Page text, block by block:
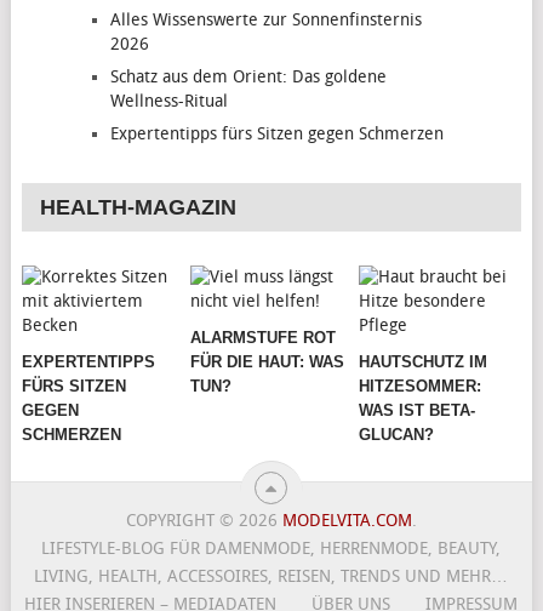
Alles Wissenswerte zur Sonnenfinsternis
2026
Schatz aus dem Orient: Das goldene
Wellness-Ritual
Expertentipps fürs Sitzen gegen Schmerzen
HEALTH-MAGAZIN
EXPERTENTIPPS
FÜRS SITZEN
GEGEN
SCHMERZEN
ALARMSTUFE ROT
FÜR DIE HAUT: WAS
TUN?
HAUTSCHUTZ IM
HITZESOMMER:
WAS IST BETA-
GLUCAN?
COPYRIGHT © 2026 MODELVITA.COM.
LIFESTYLE-BLOG FÜR DAMENMODE, HERRENMODE, BEAUTY,
LIVING, HEALTH, ACCESSOIRES, REISEN, TRENDS UND MEHR…
HIER INSERIEREN – MEDIADATEN
ÜBER UNS IMPRESSUM